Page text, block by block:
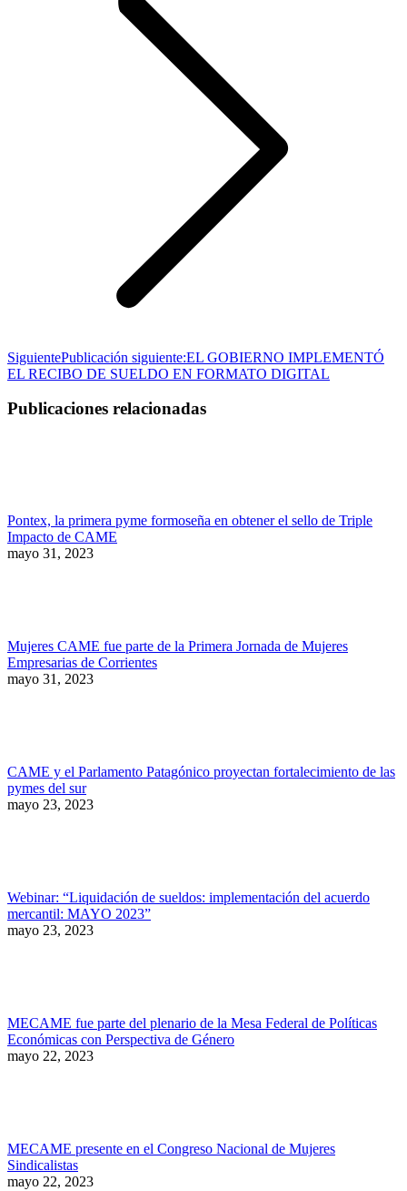
SiguientePublicación siguiente:EL GOBIERNO IMPLEMENTÓ
EL RECIBO DE SUELDO EN FORMATO DIGITAL
Publicaciones relacionadas
Pontex, la primera pyme formoseña en obtener el sello de Triple
Impacto de CAME
mayo 31, 2023
Mujeres CAME fue parte de la Primera Jornada de Mujeres
Empresarias de Corrientes
mayo 31, 2023
CAME y el Parlamento Patagónico proyectan fortalecimiento de las
pymes del sur
mayo 23, 2023
Webinar: “Liquidación de sueldos: implementación del acuerdo
mercantil: MAYO 2023”
mayo 23, 2023
MECAME fue parte del plenario de la Mesa Federal de Políticas
Económicas con Perspectiva de Género
mayo 22, 2023
MECAME presente en el Congreso Nacional de Mujeres
Sindicalistas
mayo 22, 2023